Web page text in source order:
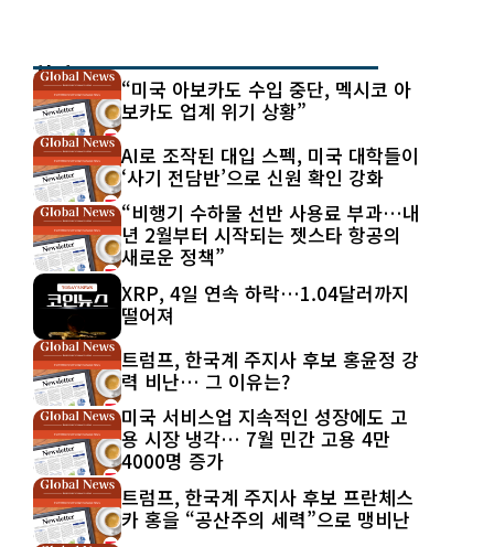
최신 글
“미국 아보카도 수입 중단, 멕시코 아
보카도 업계 위기 상황”
AI로 조작된 대입 스펙, 미국 대학들이
‘사기 전담반’으로 신원 확인 강화
“비행기 수하물 선반 사용료 부과…내
년 2월부터 시작되는 젯스타 항공의
새로운 정책”
XRP, 4일 연속 하락…1.04달러까지
떨어져
트럼프, 한국계 주지사 후보 홍윤정 강
력 비난… 그 이유는?
미국 서비스업 지속적인 성장에도 고
용 시장 냉각… 7월 민간 고용 4만
4000명 증가
트럼프, 한국계 주지사 후보 프란체스
카 홍을 “공산주의 세력”으로 맹비난